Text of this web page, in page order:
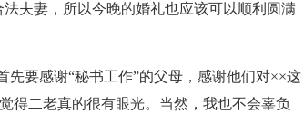
夫妻，所以今晚的婚礼也应该可以顺利圆满
先要感谢“秘书工作”的父母，感谢他们对××这
得二老真的很有眼光。当然，我也不会辜负